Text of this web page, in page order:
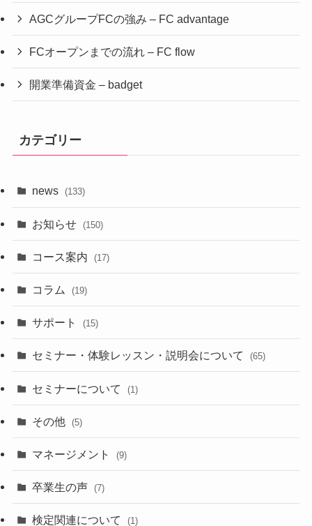
AGCグループFCの強み – FC advantage
FCオープンまでの流れ – FC flow
開業準備資金 – badget
カテゴリー
news (133)
お知らせ (150)
コース案内 (17)
コラム (19)
サポート (15)
セミナー・体験レッスン・説明会について (65)
セミナーについて (1)
その他 (5)
マネージメント (9)
卒業生の声 (7)
検定関連について (1)